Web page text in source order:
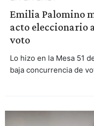
Emilia Palomino
acto eleccionario
voto
Lo hizo en la Mesa 51
baja concurrencia de